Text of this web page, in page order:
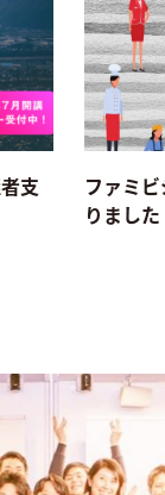
支
ファミ
りました